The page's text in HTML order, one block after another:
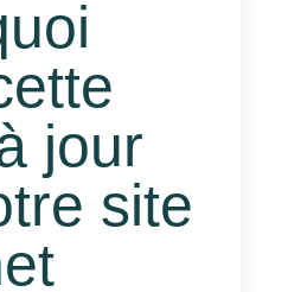
jour
site